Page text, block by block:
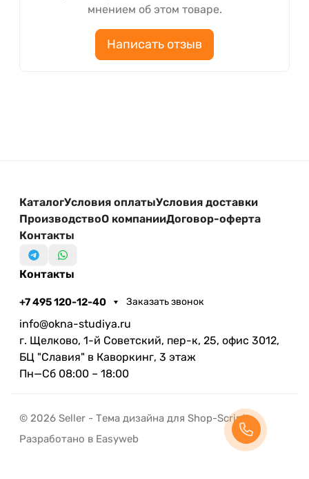
мнением об этом товаре.
Написать отзыв
КаталогУсловия оплатыУсловия доставки
ПроизводствоО компанииДоговор-оферта
Контакты
Контакты
+7 495 120-12-40 Заказать звонок
info@okna-studiya.ru
г. Щелково, 1-й Советский, пер-к, 25, офис 3012,
БЦ "Славия" в Каворкинг, 3 этаж
Пн—Сб 08:00 – 18:00
© 2026 Seller - Тема дизайна для Shop-Script
Разработано в Easyweb